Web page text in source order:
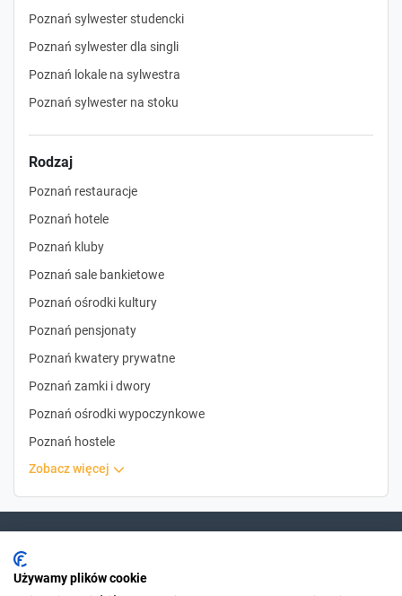
Poznań sylwester studencki
Poznań sylwester dla singli
Poznań lokale na sylwestra
Poznań sylwester na stoku
Rodzaj
Poznań restauracje
Poznań hotele
Poznań kluby
Poznań sale bankietowe
Poznań ośrodki kultury
Poznań pensjonaty
Poznań kwatery prywatne
Poznań zamki i dwory
Poznań ośrodki wypoczynkowe
Poznań hostele
zobacz więcej
Dla szukających
Używamy plików cookie